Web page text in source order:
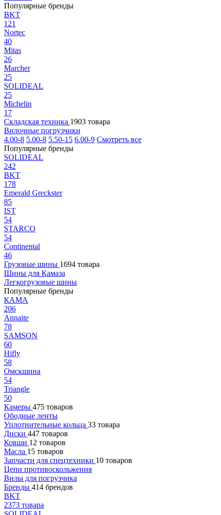
Популярные бренды
BKT
121
Nortec
40
Mitas
26
Marcher
25
SOLIDEAL
25
Michelin
17
Складская техника 1903 товара
Вилочные погрузчики
4.00-8 5.00-8 5.50-15 6.00-9 Смотреть все
Популярные бренды
SOLIDEAL
242
BKT
178
Emerald Greckster
85
IST
54
STARCO
54
Continental
46
Грузовые шины 1694 товара
Шины для Камаза
Легкогрузовые шины
Популярные бренды
КАМА
206
Annaite
78
SAMSON
60
Hifly
58
Омскшина
54
Triangle
50
Камеры 475 товаров
Ободные ленты
Уплотнительные кольца 33 товара
Диски 447 товаров
Ковши 12 товаров
Масла 15 товаров
Запчасти для спецтехники 10 товаров
Цепи противоскольжения
Вилы для погрузчика
Бренды 414 брендов
BKT
2373 товара